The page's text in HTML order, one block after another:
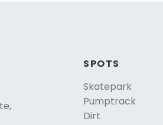
SPOTS
Skatepark
Pumptrack
Dirt